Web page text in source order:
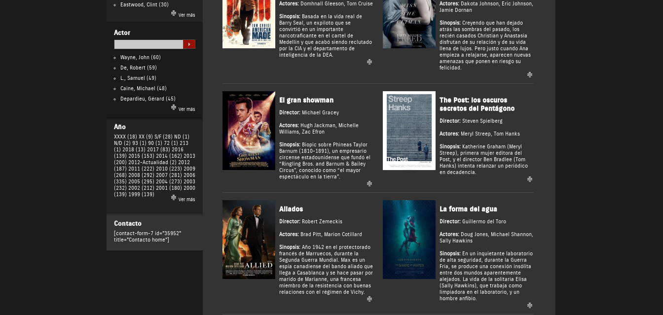
Eastwood, Clint(30)
Ver más
Actor
Wayne, John(60)
De, Robert(59)
L., Samuel (49)
Caine, Michael (48)
Depardieu, Gérard (45)
Ver más
Año
XXXX (18) XX (9) S/F (28) ND (1)
N/D (2) 93 (1) 90 (1) 72 (1) 213
(1) 2018 (13) 2017 (83) 2016
(139) 2015 (153) 2014 (162) 2013
(200) 2012-Actualidad (2) 2012
(187) 2011 (222) 2010 (223) 2009
(268) 2008 (292) 2007 (281) 2006
(335) 2005 (295) 2004 (273) 2003
(232) 2002 (212) 2001 (180) 2000
(139) 1999 (139)
Ver más
Contacto
[contact-form-7 id="35952"
title="Contacto home"]
Actores: Domhnall Gleeson, Tom Cruise
Sinopsis:Basada en la vida real de
Barry Seal, un expiloto que se
convirtió en un importante
narcotraficante en el cartel de
Medellín y que acabó siendo reclutado
por la CIA y el departamento de
inteligencia de la DEA.
Actores: Dakota Johnson, Eric Johnson,
Jamie Dornan
Sinopsis:Creyendo que han dejado
atrás las sombras del pasado, los
recién casados Christian y Anastasia
disfrutan de su relación y de su vida
llena de lujos. Pero justo cuando Ana
empieza a relajarse, aparecen nuevas
amenazas que ponen en riesgo su
felicidad.
El gran showman
Director: Michael Gracey
Actores: Hugh Jackman, Michelle
Williams, Zac Efron
Sinopsis:Biopic sobre Phineas Taylor
Barnum (1810-1891), un empresario
circense estadounidense que fundó el
“Ringling Bros. and Barnum & Bailey
Circus”, conocido como “el mayor
espectáculo en la tierra”.
The Post: los oscuros
secretos del Pentágono
Director: Steven Spielberg
Actores: Meryl Streep, Tom Hanks
Sinopsis:Katherine Graham (Meryl
Streep), primera mujer editora del
Post, y el director Ben Bradlee (Tom
Hanks) intenta relanzar un periódico
en decadencia.
Aliados
Director: Robert Zemeckis
Actores: Brad Pitt, Marion Cotillard
Sinopsis:Año 1942 en el protectorado
francés de Marruecos, durante la
Segunda Guerra Mundial. Max es un
espía canadiense del bando aliado que
llega a Casablanca y se hace pasar por
marido de Marianne, una francesa
miembro de la resistencia con buenas
relaciones con el régimen de Vichy.
La forma del agua
Director: Guillermo del Toro
Actores: Doug Jones, Michael Shannon,
Sally Hawkins
Sinopsis:En un inquietante laboratorio
de alta seguridad, durante la Guerra
Fría, se produce una conexión insólita
entre dos mundos aparentemente
alejados. La vida de la solitaria Elisa
(Sally Hawkins), que trabaja como
limpiadora en el laboratorio, y un
hombre anfibio.